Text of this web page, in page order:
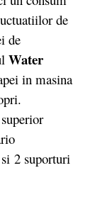
de
de
Water
in masina
2 suporturi